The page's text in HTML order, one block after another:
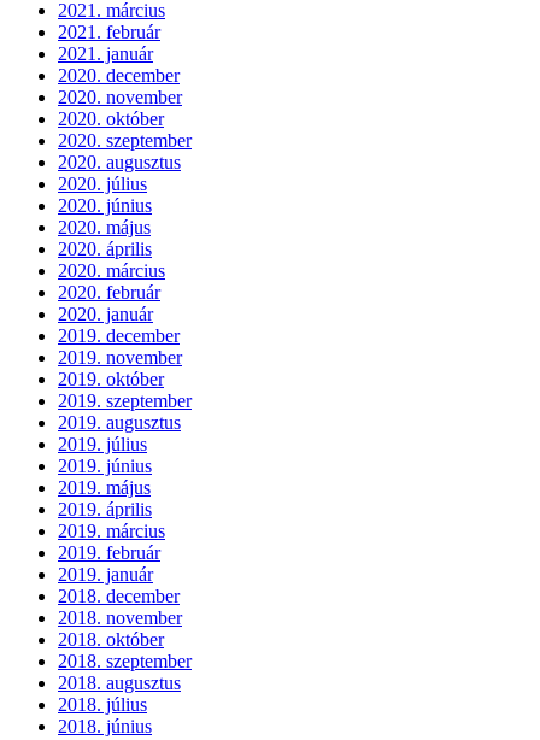
2021. március
2021. február
2021. január
2020. december
2020. november
2020. október
2020. szeptember
2020. augusztus
2020. július
2020. június
2020. május
2020. április
2020. március
2020. február
2020. január
2019. december
2019. november
2019. október
2019. szeptember
2019. augusztus
2019. július
2019. június
2019. május
2019. április
2019. március
2019. február
2019. január
2018. december
2018. november
2018. október
2018. szeptember
2018. augusztus
2018. július
2018. június